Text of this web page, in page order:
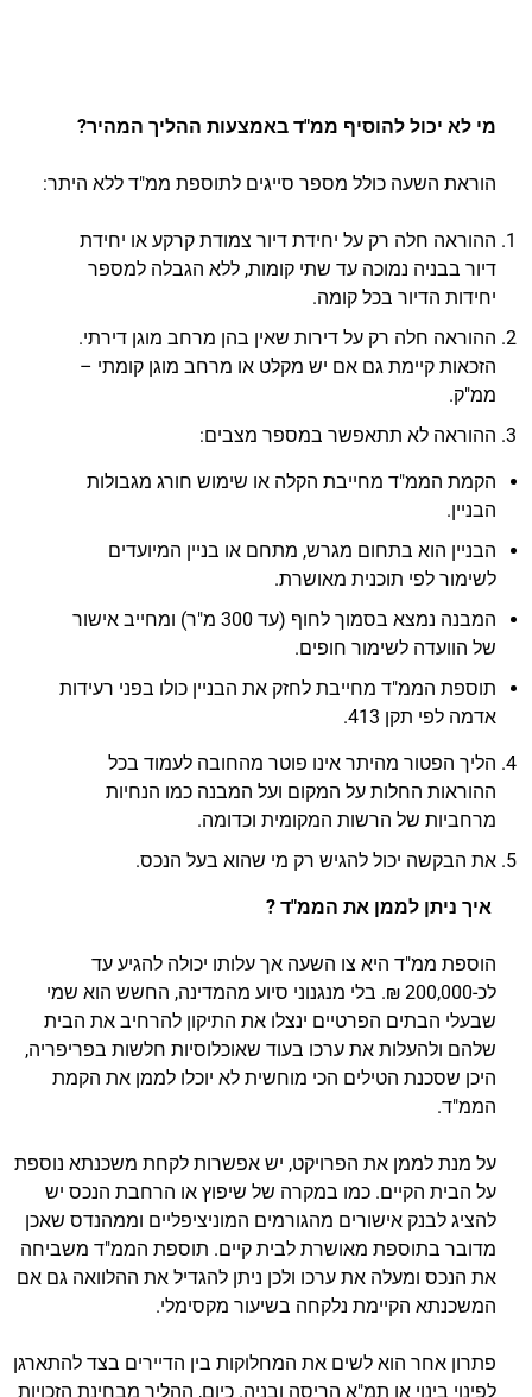
מי לא יכול להוסיף ממ"ד באמצעות ההליך המהיר?
הוראת השעה כולל מספר סייגים לתוספת ממ"ד ללא היתר:
ההוראה חלה רק על יחידת דיור צמודת קרקע או יחידת
דיור בבניה נמוכה עד שתי קומות, ללא הגבלה למספר
יחידות הדיור בכל קומה.
ההוראה חלה רק על דירות שאין בהן מרחב מוגן דירתי.
הזכאות קיימת גם אם יש מקלט או מרחב מוגן קומתי –
ממ"ק.
ההוראה לא תתאפשר במספר מצבים:
הקמת הממ"ד מחייבת הקלה או שימוש חורג מגבולות
הבניין.
הבניין הוא בתחום מגרש, מתחם או בניין המיועדים
לשימור לפי תוכנית מאושרת.
המבנה נמצא בסמוך לחוף (עד 300 מ"ר) ומחייב אישור
של הוועדה לשימור חופים.
תוספת הממ"ד מחייבת לחזק את הבניין כולו בפני רעידות
אדמה לפי תקן 413.
הליך הפטור מהיתר אינו פוטר מהחובה לעמוד בכל
ההוראות החלות על המקום ועל המבנה כמו הנחיות
מרחביות של הרשות המקומית וכדומה.
את הבקשה יכול להגיש רק מי שהוא בעל הנכס.
איך ניתן לממן את הממ"ד ?
הוספת ממ"ד היא צו השעה אך עלותו יכולה להגיע עד
לכ-200,000 ₪. בלי מנגנוני סיוע מהמדינה, החשש הוא שמי
שבעלי הבתים הפרטיים ינצלו את התיקון להרחיב את הבית
שלהם ולהעלות את ערכו בעוד שאוכלוסיות חלשות בפריפריה,
היכן שסכנת הטילים הכי מוחשית לא יוכלו לממן את הקמת
הממ"ד.
על מנת לממן את הפרויקט, יש אפשרות לקחת משכנתא נוספת
על הבית הקיים. כמו במקרה של שיפוץ או הרחבת הנכס יש
להציג לבנק אישורים מהגורמים המוניציפליים וממהנדס שאכן
מדובר בתוספת מאושרת לבית קיים. תוספת הממ"ד משביחה
את הנכס ומעלה את ערכו ולכן ניתן להגדיל את ההלוואה גם אם
המשכנתא הקיימת נלקחה בשיעור מקסימלי.
פתרון אחר הוא לשים את המחלוקות בין הדיירים בצד להתארגן
לפינוי בינוי או תמ"א הריסה ובניה. כיום, ההליך מבחינת הזכויות